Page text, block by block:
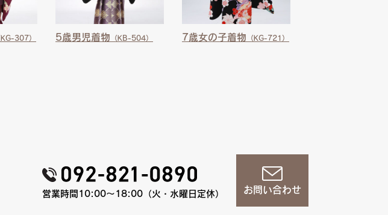
KG-307） 5歳男児着物 （KB-504） 7歳女の子着物 （KG-721）
お問い合わせ
営業時間10:00〜18:00（火・水曜日定休）